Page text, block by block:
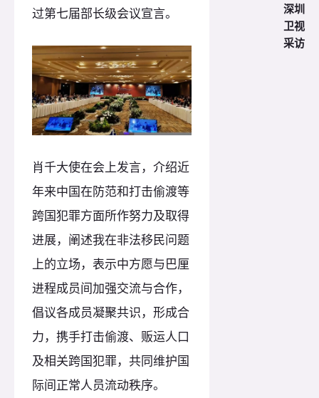
过第七届部长级会议宣言。
肖千大使在会上发言，介绍近
年来中国在防范和打击偷渡等
跨国犯罪方面所作努力及取得
进展，阐述我在非法移民问题
上的立场，表示中方愿与巴厘
进程成员间加强交流与合作，
倡议各成员凝聚共识，形成合
力，携手打击偷渡、贩运人口
及相关跨国犯罪，共同维护国
际间正常人员流动秩序。
深圳
卫视
采访